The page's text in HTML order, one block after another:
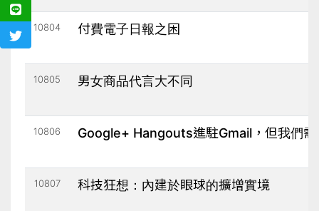
10804 付費電子日報之困
10805 男女商品代言大不同
10806 Google+ Hangouts進駐Gmail，但我們需
10807 科技狂想：內建於眼球的擴增實境